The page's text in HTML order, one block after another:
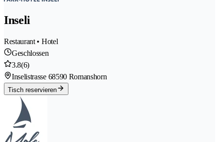
Inseli
Restaurant • Hotel
Geschlossen
3.8(6)
Inselistrasse 68590 Romanshorn
Tisch reservieren